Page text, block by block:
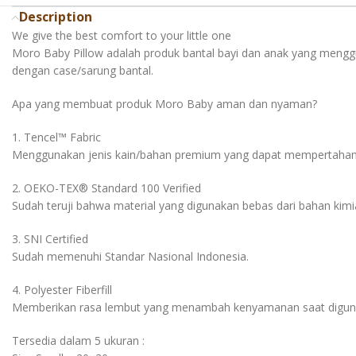
Description
We give the best comfort to your little one
Moro Baby Pillow adalah produk bantal bayi dan anak yang
dengan case/sarung bantal.
Apa yang membuat produk Moro Baby aman dan nyaman?
1. Tencel™️ Fabric
Menggunakan jenis kain/bahan premium yang dapat
2. OEKO-TEX®️ Standard 100 Verified
Sudah teruji bahwa material yang digunakan bebas dari bahan
3. SNI Certified
Sudah memenuhi Standar Nasional Indonesia.
4. Polyester Fiberfill
Memberikan rasa lembut yang menambah kenyamanan saat
Tersedia dalam 5 ukuran :